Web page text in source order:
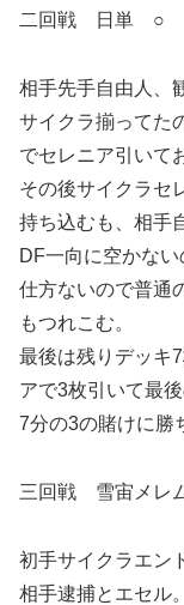
二回戦 日単 ○
相手先手自由人、
サイクラ揃ってた
でセレニア引いて
その後サイクラセ
持ち込むも、相手
DF一向に空かない
仕方ないので普通
もつれこむ。
最後は残りデッキ
アで3枚引いて最
7分の3の賭けに勝
三回戦 雪宙メ
初手サイクラエン
相手逮捕とエセル。